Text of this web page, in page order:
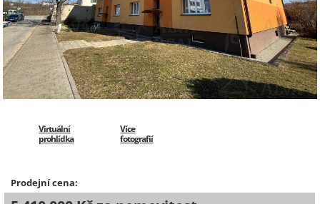
Virtuální
prohlídka
Více
fotografií
Prodejní cena: